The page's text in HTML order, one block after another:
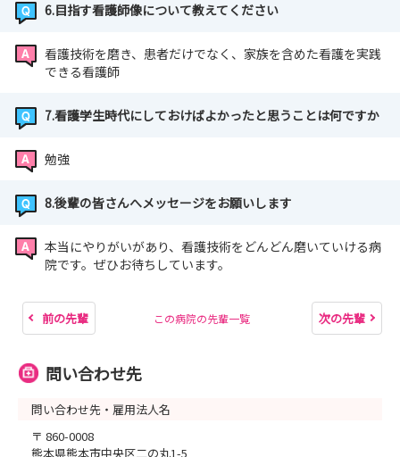
6.目指す看護師像について教えてください
看護技術を磨き、患者だけでなく、家族を含めた看護を実践
できる看護師
7.看護学生時代にしておけばよかったと思うことは何ですか
勉強
8.後輩の皆さんへメッセージをお願いします
本当にやりがいがあり、看護技術をどんどん磨いていける病
院です。ぜひお待ちしています。
前の先輩 この病院の先輩一覧 次の先輩
問い合わせ先
問い合わせ先・雇用法人名
〒 860-0008
熊本県熊本市中央区二の丸1-5